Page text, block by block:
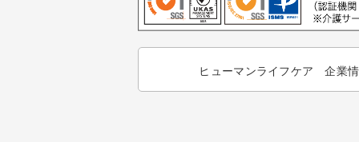
ヒューマンライフケア 企業